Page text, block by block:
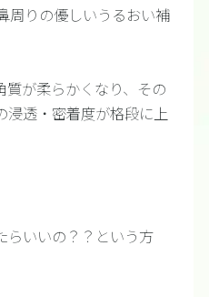
周りの優しいうるおい補
質が柔らかくなり、その
浸透・密着度が格段に上
らいいの？？という方